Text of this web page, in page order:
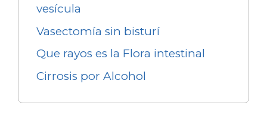
vesícula
Vasectomía sin bisturí
Que rayos es la Flora intestinal
Cirrosis por Alcohol